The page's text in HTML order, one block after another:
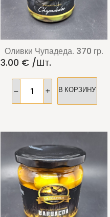
Оливки Чупадеда. 370 гр.
3.00 € /шт.
В КОРЗИНУ